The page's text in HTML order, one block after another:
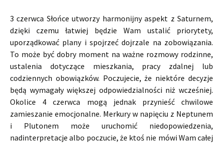
3 czerwca Słońce utworzy harmonijny aspekt z Saturnem,
dzięki czemu łatwiej będzie Wam ustalić priorytety,
uporządkować plany i spojrzeć dojrzale na zobowiązania.
To może być dobry moment na ważne rozmowy rodzinne,
ustalenia dotyczące mieszkania, pracy zdalnej lub
codziennych obowiązków. Poczujecie, że niektóre decyzje
będą wymagały większej odpowiedzialności niż wcześniej.
Okolice 4 czerwca mogą jednak przynieść chwilowe
zamieszanie emocjonalne. Merkury w napięciu z Neptunem
i Plutonem może uruchomić niedopowiedzenia,
nadinterpretacje albo poczucie, że ktoś nie mówi Wam całej